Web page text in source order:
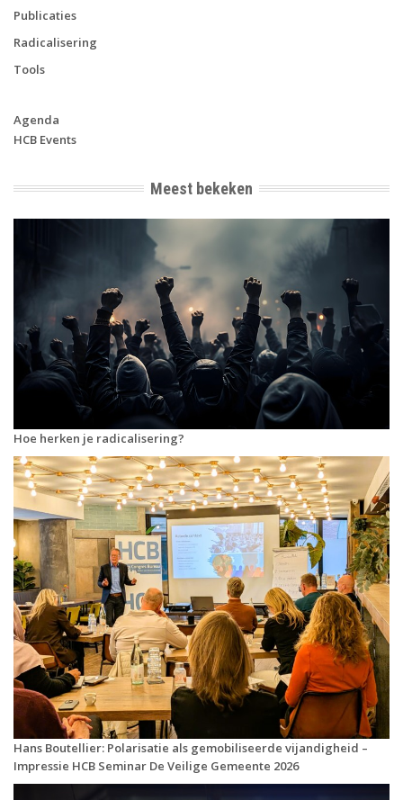
Publicaties
Radicalisering
Tools
Agenda
HCB Events
Meest bekeken
Hoe herken je radicalisering?
Hans Boutellier: Polarisatie als gemobiliseerde vijandigheid –
Impressie HCB Seminar De Veilige Gemeente 2026